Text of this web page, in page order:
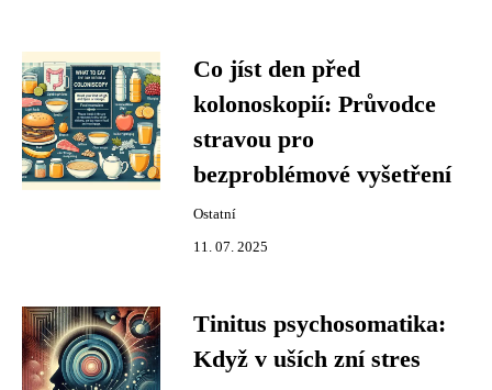
Co jíst den před
kolonoskopií: Průvodce
stravou pro
bezproblémové vyšetření
Ostatní
11. 07. 2025
Tinitus psychosomatika:
Když v uších zní stres